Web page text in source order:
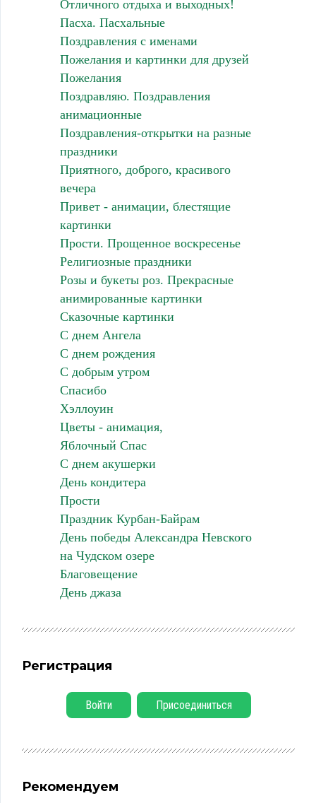
Отличного отдыха и выходных!
Пасха. Пасхальные
Поздравления с именами
Пожелания и картинки для друзей
Пожелания
Поздравляю. Поздравления
анимационные
Поздравления-открытки на разные
праздники
Приятного, доброго, красивого
вечера
Привет - анимации, блестящие
картинки
Прости. Прощенное воскресенье
Религиозные праздники
Розы и букеты роз. Прекрасные
анимированные картинки
Сказочные картинки
С днем Ангела
С днем рождения
С добрым утром
Спасибо
Хэллоуин
Цветы - анимация,
Яблочный Спас
С днем акушерки
День кондитера
Прости
Праздник Курбан-Байрам
День победы Александра Невского
на Чудском озере
Благовещение
День джаза
Регистрация
Войти Присоединиться
Рекомендуем